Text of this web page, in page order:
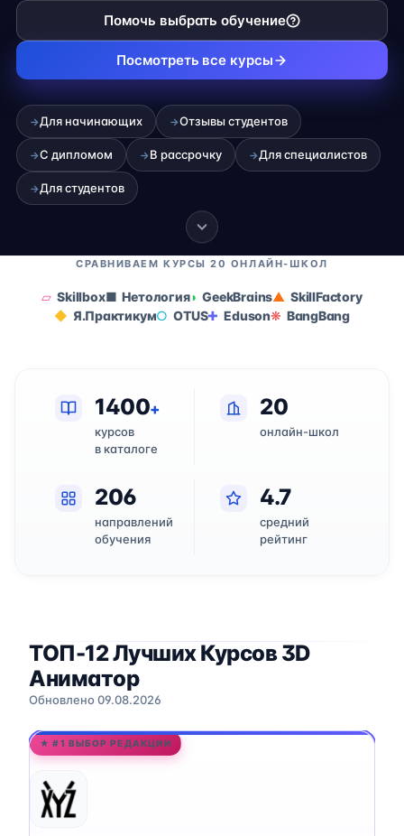
Помочь выбрать обучение
Посмотреть все курсы
→Для начинающих →Отзывы студентов
→С дипломом →В рассрочку →Для специалистов
→Для студентов
СРАВНИВАЕМ КУРСЫ 20 ОНЛАЙН-ШКОЛ
Skillbox Нетология GeekBrains
SkillFactory
Я.Практикум
OTUS Eduson BangBang
1400+
курсов
в каталоге
20
онлайн-школ
206
направлений
обучения
4.7
средний
рейтинг
ТОП-12 Лучших Курсов 3D
Аниматор
Обновлено 09.08.2026
★ #1 ВЫБОР РЕДАКЦИИ